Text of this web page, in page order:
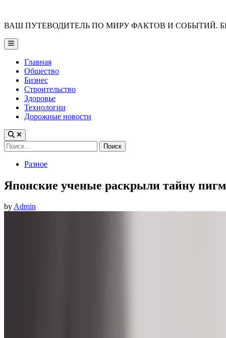
content
ВАШ ПУТЕВОДИТЕЛЬ ПО МИРУ ФАКТОВ И СОБЫТИЙ.
Main
Menu
Главная
Общество
Бизнес
Строительство
Здоровье
Технологии
Дорожные новости
Найти:
PostedРазное
Японские ученые раскрыли тайну
byAdmin